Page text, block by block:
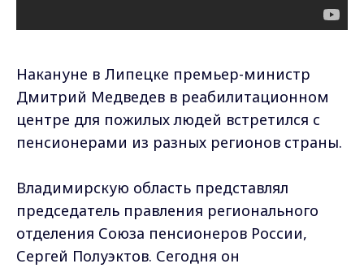
Накануне в Липецке премьер-министр
Дмитрий Медведев в реабилитационном
центре для пожилых людей встретился с
пенсионерами из разных регионов страны.
Владимирскую область представлял
председатель правления регионального
отделения Союза пенсионеров России,
Сергей Полуэктов. Сегодня он